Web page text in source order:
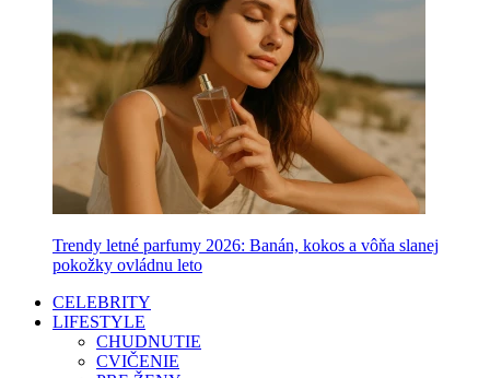
Trendy letné parfumy 2026: Banán, kokos a vôňa slanej
pokožky ovládnu leto
CELEBRITY
LIFESTYLE
CHUDNUTIE
CVIČENIE